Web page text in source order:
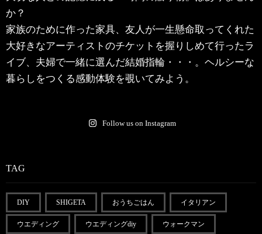
か？
家族のために作った家具、友人が一生懸命取ってくれた
大好きなアーティストのチケットを握りしめて行ったラ
イブ、夫婦で一緒に選んだ結婚指輪・・・。ヘルシーな
暮らしをつくる感動体験を覗いてみよう。
Follow us on Instagram
TAG
DIY SHIGETA おうちごはん イタリアン
ウエディング ウエディングdiy ウォークマン